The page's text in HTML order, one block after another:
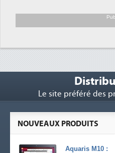
soutient les...
Le site préféré des
NOUVEAUX PRODUITS
Aquaris M10 :